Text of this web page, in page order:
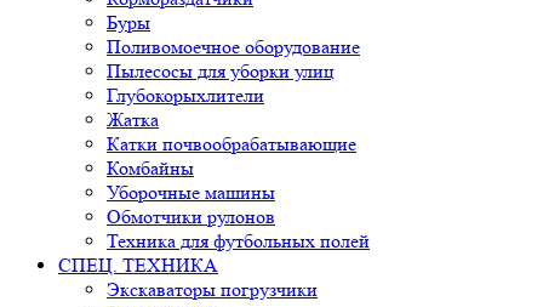
Буры
Поливомоечное оборудование
Пылесосы для уборки улиц
Глубокорыхлители
Жатка
Катки почвообрабатывающие
Комбайны
Уборочные машины
Обмотчики рулонов
Техника для футбольных полей
СПЕЦ. ТЕХНИКА
Экскаваторы погрузчики